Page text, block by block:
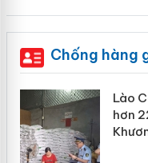
Chống hàng
Lào
hơn